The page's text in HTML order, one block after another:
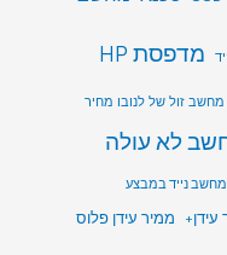
מדפסת HP
מחשב זול של לנובו מחיר
לא עולה
מחשב נייד במבצע
עידן+ ממיר עידן פלוס